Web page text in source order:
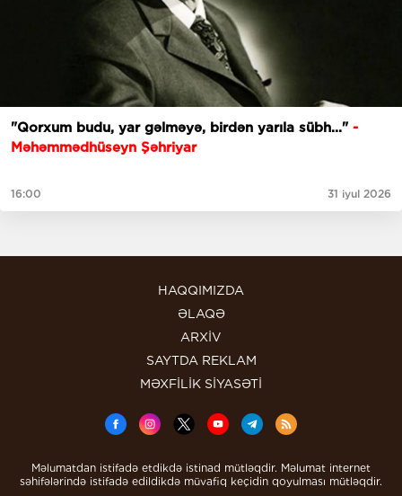
"Qorxum budu, yar gəlməyə, birdən yarıla sübh..."-
Məhəmmədhüseyn Şəhriyar
16:00 31 iyul 2026
HAQQIMIZDA
ƏLAQƏ
ARXİV
SAYTDA REKLAM
MƏXFİLİK SİYASƏTİ
Məlumatdan istifadə etdikdə istinad mütləqdir. Məlumat internet
səhifələrində istifadə edildikdə müvafiq keçidin qoyulması mütləqdir.